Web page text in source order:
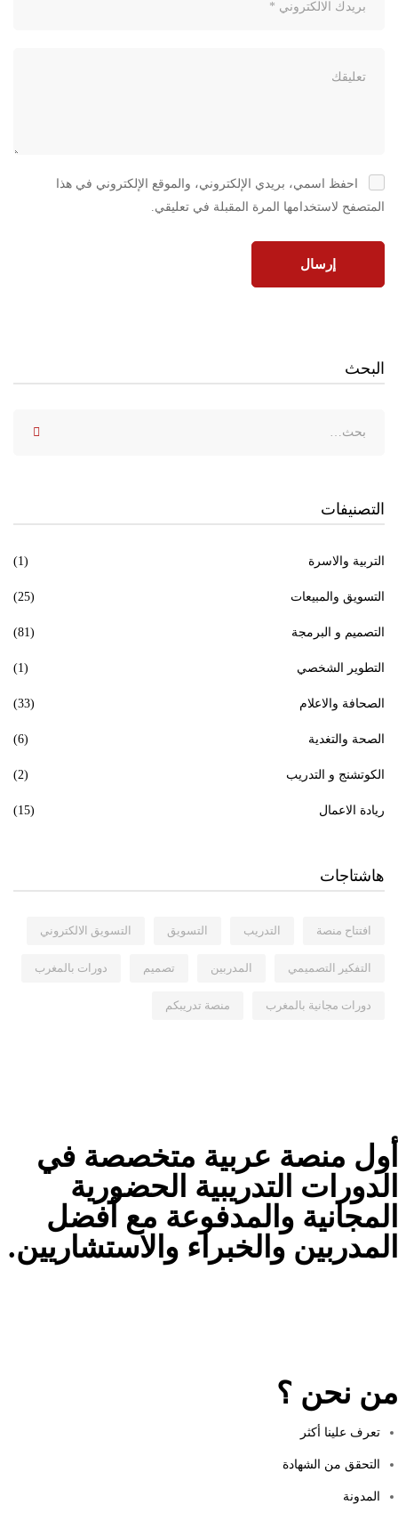
احفظ اسمي، بريدي الإلكتروني، والموقع الإلكتروني في هذا
المتصفح لاستخدامها المرة المقبلة في تعليقي.
البحث
التصنيفات
التربية والاسرة (1)
التسويق والمبيعات (25)
التصميم و البرمجة (81)
التطوير الشخصي (1)
الصحافة والاعلام (33)
الصحة والتغدية (6)
الكوتشنج و التدريب (2)
ريادة الاعمال (15)
هاشتاجات
افتتاح منصة التدريب التسويق التسويق الالكتروني
التفكير التصميمي المدربين تصميم دورات بالمغرب
دورات مجانية بالمغرب منصة تدريبكم
أول منصة عربية متخصصة في
الدورات التدريبية الحضورية
المجانية والمدفوعة مع أفضل
المدربين والخبراء والاستشاريين.
من نحن ؟
تعرف علينا أكثر
التحقق من الشهادة
المدونة